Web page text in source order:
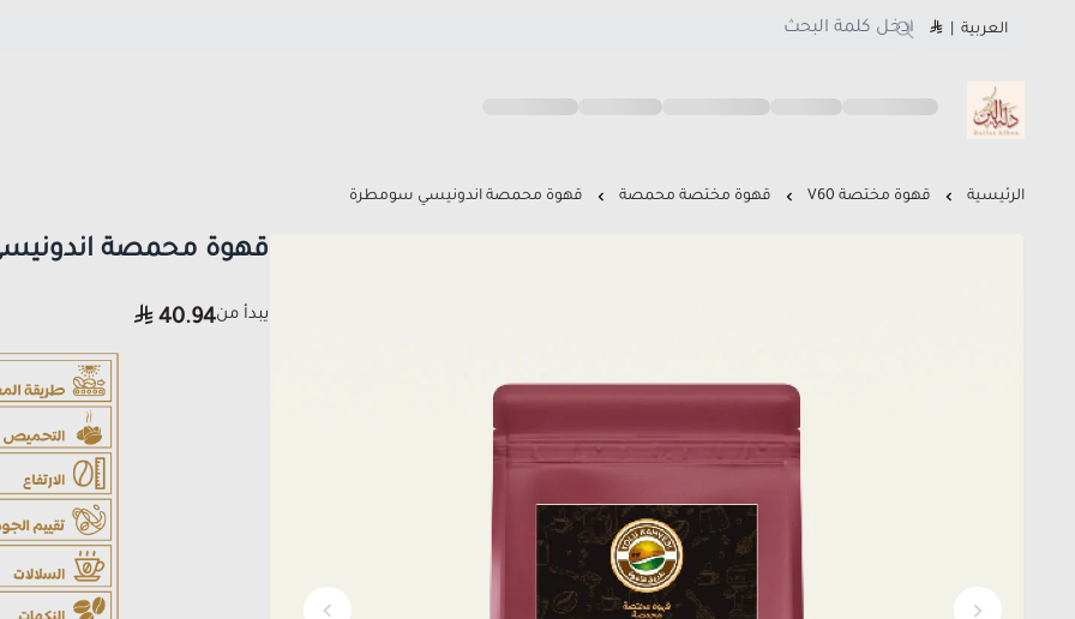
العربية
متجر دلة البن
الرئيسية قهوة مختصة V60 قهوة مختصة محمصة قهوة محمصة اندونيسي سومطرة
قهوة محمصة
يبدأ من40.94